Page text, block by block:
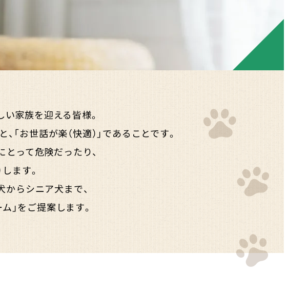
家族を迎える皆様。
「お世話が楽（快適）」であることです。
って危険だったり、
ます。
らシニア犬まで、
」をご提案します。